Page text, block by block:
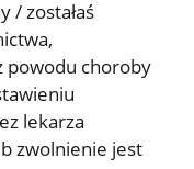
/ zostałaś
powodu choroby
lekarza
zwolnienie jest